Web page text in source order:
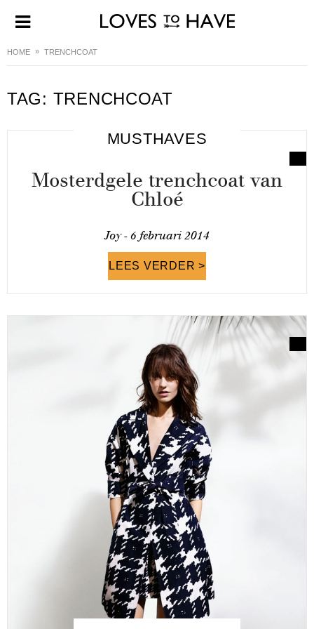
HOME TRENCHCOAT
TAG: TRENCHCOAT
MUSTHAVES
Mosterdgele trenchcoat van
Chloé
Joy - 6 februari 2014
LEES VERDER >